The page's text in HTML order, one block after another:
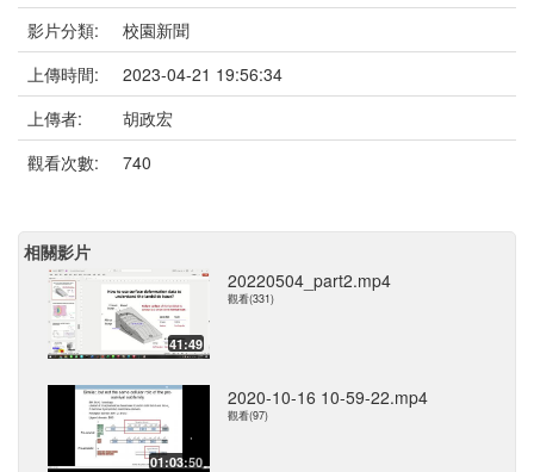
影片分類:
校園新聞
上傳時間:
2023-04-21 19:56:34
上傳者:
胡政宏
觀看次數:
740
相關影片
41:49
20220504_part2.mp4
觀看(331)
01:03:50
2020-10-16 10-59-22.mp4
觀看(97)